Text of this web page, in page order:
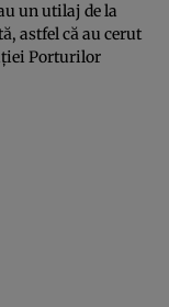
un utilaj de la
astfel că au cerut
Porturilor